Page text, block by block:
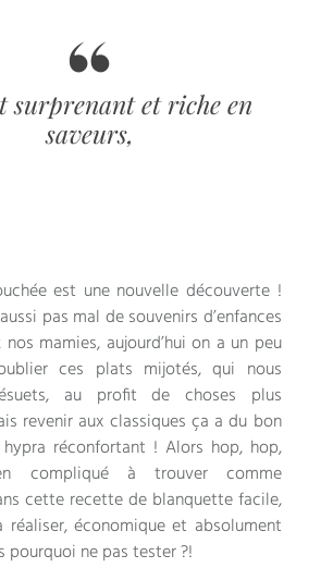
surprenant et riche en
saveurs,
est une nouvelle découverte !
pas mal de souvenirs d’enfances
mamies, aujourd’hui on a un peu
ces plats mijotés, qui nous
au profit de choses plus
revenir aux classiques ça a du bon
réconfortant ! Alors hop, hop,
compliqué à trouver comme
cette recette de blanquette facile,
réaliser, économique et absolument
pourquoi ne pas tester ?!